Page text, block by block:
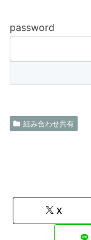
password
組み合わせ共有
X